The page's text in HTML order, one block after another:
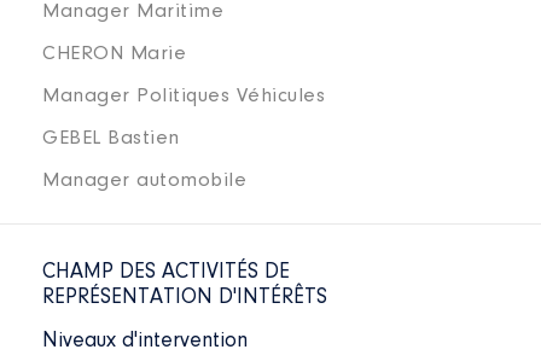
Manager Maritime
CHERON Marie
Manager Politiques Véhicules
GEBEL Bastien
Manager automobile
CHAMP DES ACTIVITÉS DE
REPRÉSENTATION D'INTÉRÊTS
Niveaux d'intervention